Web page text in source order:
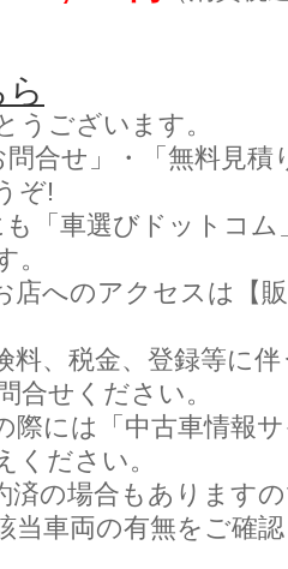
うございます。
合せ」・「無料見積
ぞ!
「車選びドットコ
。
店へのアクセスは【
料、税金、登録等に
合せください。
際には「中古車情報
ください。
済の場合もあります
当車両の有無をご確